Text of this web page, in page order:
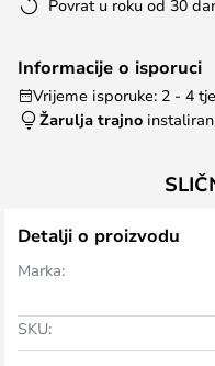
Povrat u roku od 30
Informacije o isporuci
Vrijeme isporuke: 2 - 4
Žarulja trajno
Detalji o proizvodu
Marka:
SKU: